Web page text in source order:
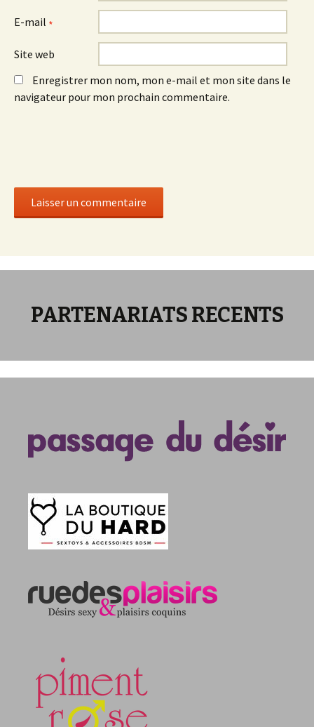
E-mail *
Site web
Enregistrer mon nom, mon e-mail et mon site dans le
navigateur pour mon prochain commentaire.
PARTENARIATS RECENTS